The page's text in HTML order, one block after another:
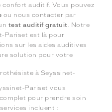
confort auditif. Vous pouvez
ou nous contacter par
test auditif gratuit . Notre
Pariset est là pour
sur les aides auditives
solution pour votre
à Seyssinet-
Pariset vous
pour prendre soin
incluent :